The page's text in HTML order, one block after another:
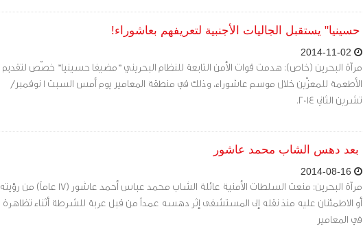
يستقبل الجاليات الأجنبية لتعريفهم بعاشوراء!
مرآة البحرين (خاص): هدمت قوات الأمن التابعة للنظام البحريني "مضيفا حسينيا" خصّص لتقديم
الأطعمة للمعزّين خلال موسم عاشوراء، وذلك في منطقة المعامير يوم أمس السبت 1 نوفمبر/
تشرين الثاني 2014.
بعد دهس الشاب محمد عاشور
مرآة البحرين: منعت السلطات الأمنية عائلة الشاب محمد عباس أحمد عاشور (17 عاماً) من رؤيته
أو الاطمئنان عليه منذ نقله إلى المستشفى إثر دهسه عمداً من قبل عربة للشرطة أثناء تظاهرة
في المعامير